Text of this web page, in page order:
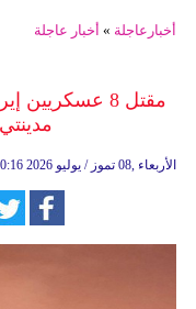
أخبارعاجلة » أخبار عاجلة
مقتل 8
00:16 2026 الأربعاء ,08 تموز / يوليو